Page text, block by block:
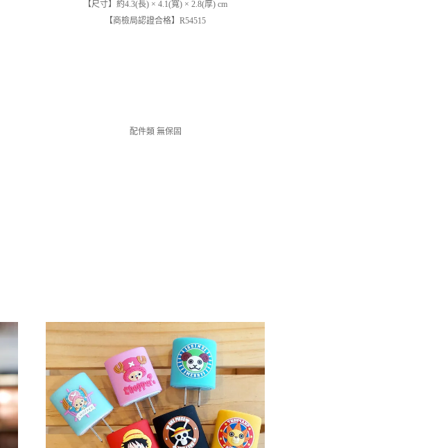
【尺寸】約4.3(長) × 4.1(寬) × 2.8(厚) cm
【商檢局認證合格】R54515
配件類 無保固